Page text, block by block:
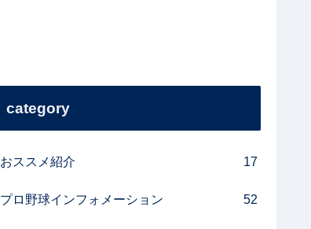
category
おススメ紹介 17
プロ野球インフォメーション 52